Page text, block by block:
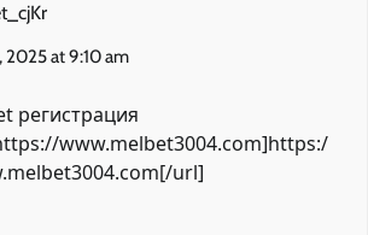
2025 at 9:10 am
регистрация
www.melbet3004.com]https:/
url]